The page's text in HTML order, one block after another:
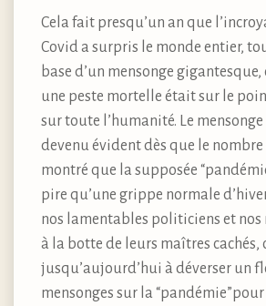
Cela fait presqu’un an que
Covid a surpris le monde entier,
base d’un mensonge
une peste mortelle était sur le
sur toute l’humanité. Le
devenu évident dès que le
montré que la supposée
pire qu’une grippe normale
nos lamentables politiciens et nos
à la botte de leurs maîtres
jusqu’aujourd’hui à déverser un
mensonges sur la